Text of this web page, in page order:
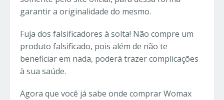
garantir a originalidade do mesmo.
Fuja dos falsificadores à solta! Não compre um
produto falsificado, pois além de não te
beneficiar em nada, poderá trazer complicações
à sua saúde.
Agora que você já sabe onde comprar Womax